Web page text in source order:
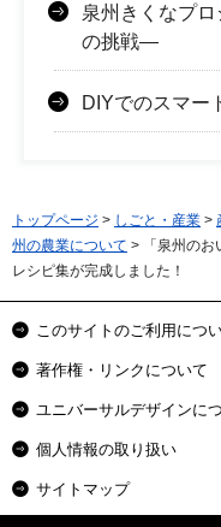
泉州きくなプ
の挑戦―
DIYでのスマー
トップページ > しごと・産業 >
州の農業について > 「泉州のお
レシピ集が完成しました！
このサイトのご利用につ
著作権・リンクについて
ユニバーサルデザインに
個人情報の取り扱い
サイトマップ